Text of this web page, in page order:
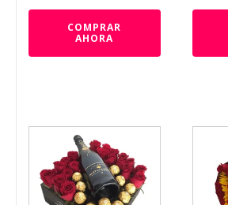
COMPRAR
AHORA